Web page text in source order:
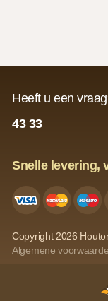
Heeft u een
43 33
Snelle levering,
Copyright 2026
Algemene